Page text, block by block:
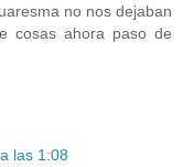
no nos dejaban
cosas ahora paso de
las 1:08